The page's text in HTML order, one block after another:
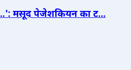
मसूद पेजेशकियन का ट...